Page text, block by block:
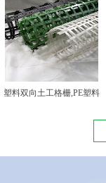
塑料双向土工格栅,PE塑料